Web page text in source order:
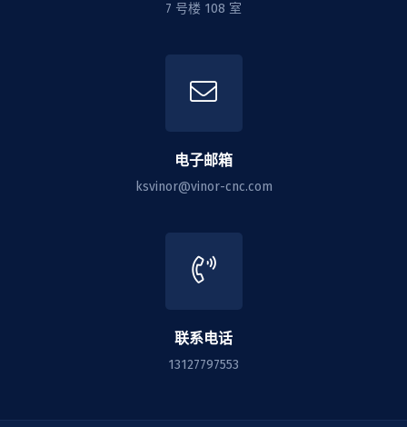
7 号楼 108 室
电子邮箱
ksvinor@vinor-cnc.com
联系电话
13127797553